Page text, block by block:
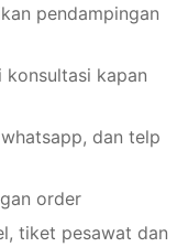
pendampingan
konsultasi kapan
dan telp
order
tiket pesawat dan